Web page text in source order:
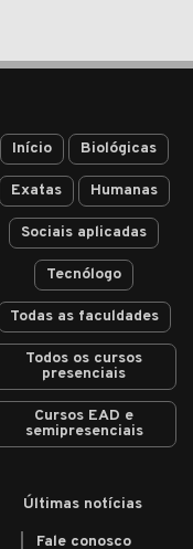
Início Biológicas
Exatas Humanas
Sociais aplicadas
Tecnólogo
Todas as faculdades
Todos os cursos
presenciais
Cursos EAD e
semipresenciais
Últimas notícias
Fale conosco